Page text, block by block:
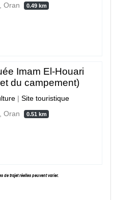
Oran
0.49 km
Imam El-Houari
du campement)
|Site touristique
Oran
0.51 km
de trajet réelles peuvent varier.